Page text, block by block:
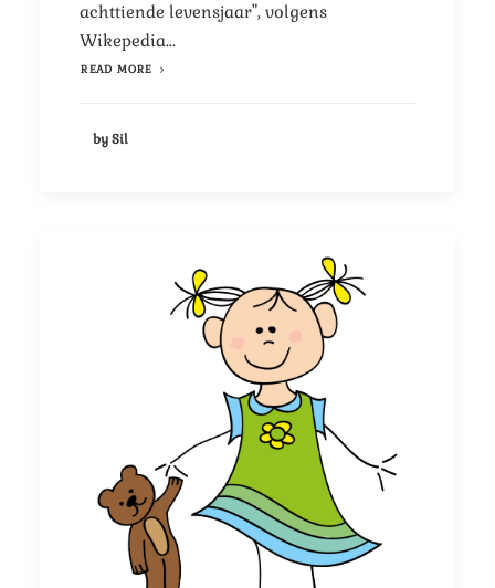
achttiende levensjaar", volgens
Wikepedia...
READ MORE
by Sil